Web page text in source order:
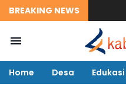
BREAKING NEWS
Home Desa Edukasi